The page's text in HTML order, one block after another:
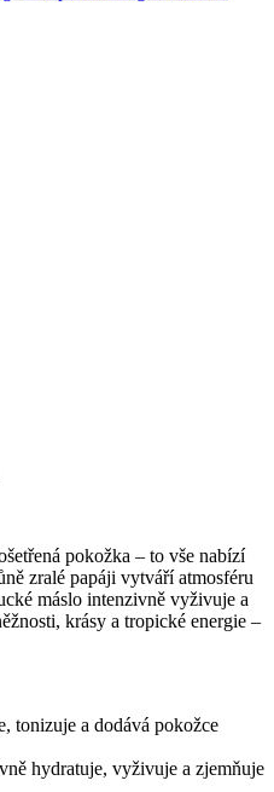
pokožka – to vše nabízí
zralé papáji vytváří atmosféru
máslo intenzivně vyživuje a
krásy a tropické energie –
tonizuje a dodává pokožce
hydratuje, vyživuje a zjemňuje